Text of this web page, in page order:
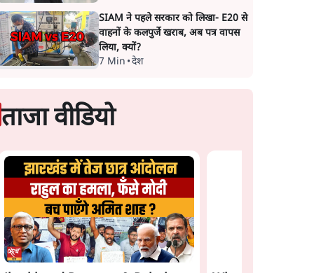
SIAM ने पहले सरकार को लिखा- E20 से
वाहनों के कलपुर्जे खराब, अब पत्र वापस
लिया, क्यों?
7 Min •देश
ताजा वीडियो